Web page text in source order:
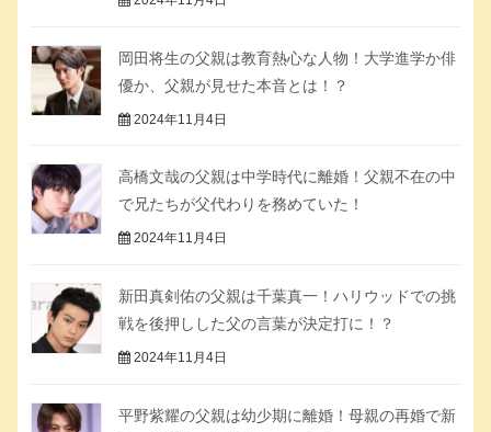
岡田将生の父親は教育熱心な人物！大学進学か俳
優か、父親が見せた本音とは！？
2024年11月4日
高橋文哉の父親は中学時代に離婚！父親不在の中
で兄たちが父代わりを務めていた！
2024年11月4日
新田真剣佑の父親は千葉真一！ハリウッドでの挑
戦を後押しした父の言葉が決定打に！？
2024年11月4日
平野紫耀の父親は幼少期に離婚！母親の再婚で新